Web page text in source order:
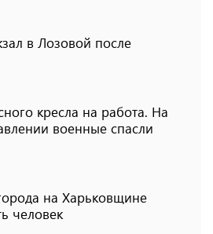
в Лозовой после
кресла на работа. На
военные спасли
на Харьковщине
человек